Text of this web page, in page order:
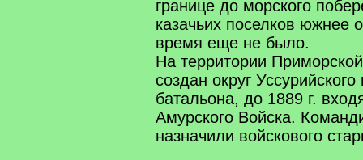
границе до морского
казачьих поселков южнее
время еще не было.
На территории
создан округ
батальона, до 1889 г.
Амурского Войска.
назначили войскового